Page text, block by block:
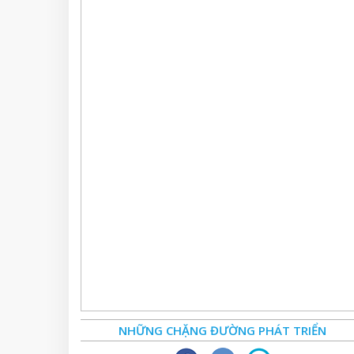
NHỮNG CHẶNG ĐƯỜNG PHÁT TRIỂN